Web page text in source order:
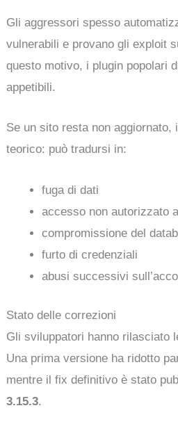
Gli aggressori spesso
vulnerabili e provano gli exploit
questo motivo, i plugin popolari
appetibili.
Se un sito resta non aggiornato,
teorico: può tradursi in:
fuga di dati
accesso non autorizzato
compromissione del
furto di credenziali
abusi successivi
Stato delle correzioni
Gli sviluppatori hanno rilasciato
Una prima versione ha ridotto
mentre il fix definitivo è stato
3.15.3.